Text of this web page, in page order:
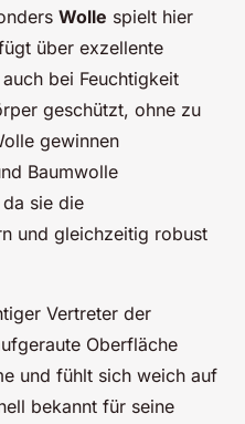
Wolle spielt hier
über exzellente
bei Feuchtigkeit
geschützt, ohne zu
gewinnen
Baumwolle
sie die
und gleichzeitig robust
Vertreter der
Oberfläche
und fühlt sich weich auf
bekannt für seine